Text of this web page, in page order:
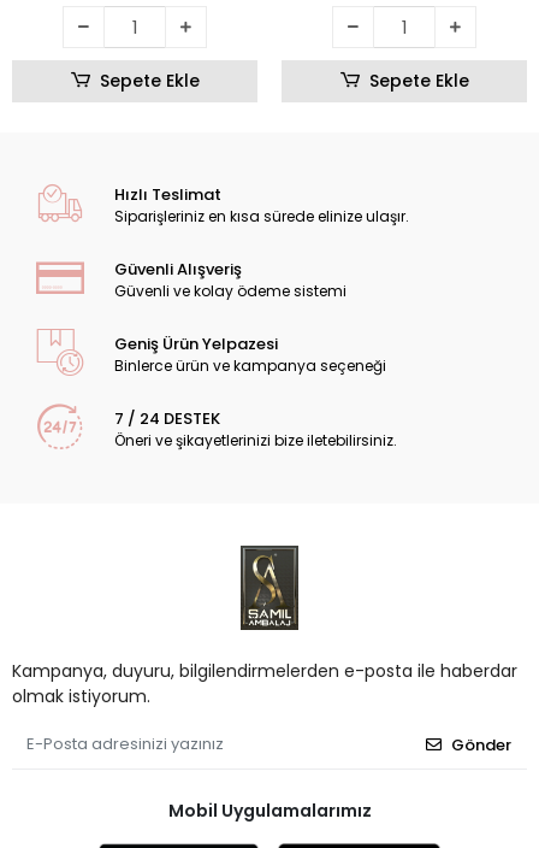
Sepete Ekle Sepete Ekle
Hızlı Teslimat
Siparişleriniz en kısa sürede elinize ulaşır.
Güvenli Alışveriş
Güvenli ve kolay ödeme sistemi
Geniş Ürün Yelpazesi
Binlerce ürün ve kampanya seçeneği
7 / 24 DESTEK
Öneri ve şikayetlerinizi bize iletebilirsiniz.
Kampanya, duyuru, bilgilendirmelerden e-posta ile haberdar
olmak istiyorum.
Gönder
Mobil Uygulamalarımız